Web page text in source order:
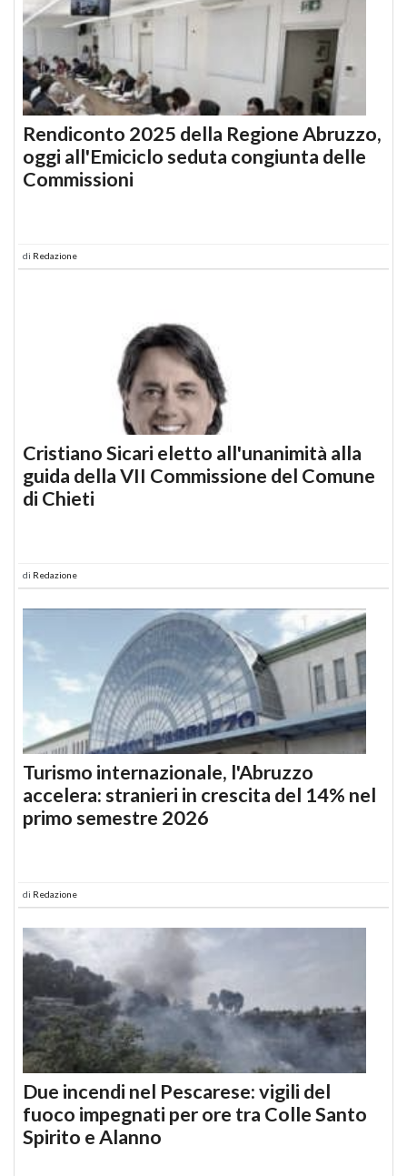
Rendiconto 2025 della Regione Abruzzo,
oggi all'Emiciclo seduta congiunta delle
Commissioni
di Redazione
Cristiano Sicari eletto all'unanimità alla
guida della VII Commissione del Comune
di Chieti
di Redazione
Turismo internazionale, l'Abruzzo
accelera: stranieri in crescita del 14% nel
primo semestre 2026
di Redazione
Due incendi nel Pescarese: vigili del
fuoco impegnati per ore tra Colle Santo
Spirito e Alanno